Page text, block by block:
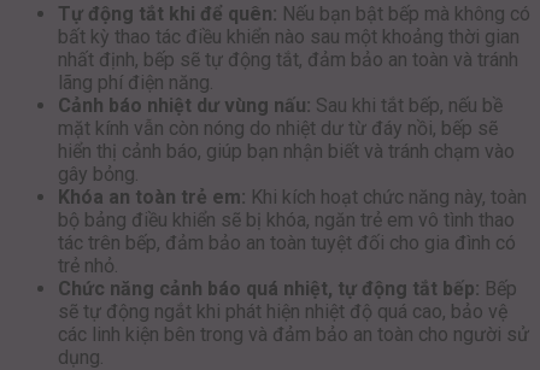
Tự động tắt khi để quên: Nếu bạn bật bếp mà không có
bất kỳ thao tác điều khiển nào sau một khoảng thời gian
nhất định, bếp sẽ tự động tắt, đảm bảo an toàn và tránh
lãng phí điện năng.
Cảnh báo nhiệt dư vùng nấu: Sau khi tắt bếp, nếu bề
mặt kính vẫn còn nóng do nhiệt dư từ đáy nồi, bếp sẽ
hiển thị cảnh báo, giúp bạn nhận biết và tránh chạm vào
gây bỏng.
Khóa an toàn trẻ em: Khi kích hoạt chức năng này, toàn
bộ bảng điều khiển sẽ bị khóa, ngăn trẻ em vô tình thao
tác trên bếp, đảm bảo an toàn tuyệt đối cho gia đình có
trẻ nhỏ.
Chức năng cảnh báo quá nhiệt, tự động tắt bếp: Bếp
sẽ tự động ngắt khi phát hiện nhiệt độ quá cao, bảo vệ
các linh kiện bên trong và đảm bảo an toàn cho người sử
dụng.